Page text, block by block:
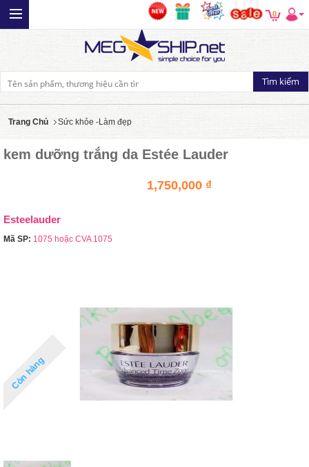
0
Trang Chủ Sức khỏe -Làm đẹp
kem dưỡng trắng da Estée Lauder
1,750,000 ₫
Esteelauder
Mã SP: 1075 hoặc CVA 1075
Còn hàng